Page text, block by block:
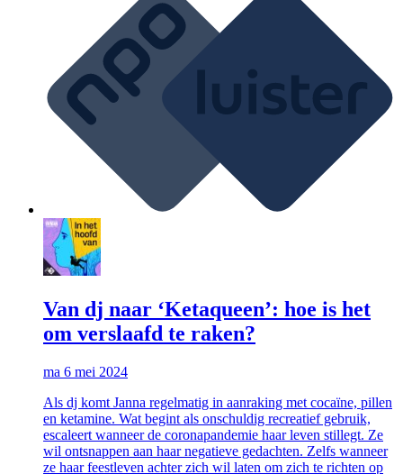
Van dj naar ‘Ketaqueen’: hoe is het
om verslaafd te raken?
ma 6 mei 2024
Als dj komt Janna regelmatig in aanraking met cocaïne, pillen
en ketamine. Wat begint als onschuldig recreatief gebruik,
escaleert wanneer de coronapandemie haar leven stillegt. Ze
wil ontsnappen aan haar negatieve gedachten. Zelfs wanneer
ze haar feestleven achter zich wil laten om zich te richten op